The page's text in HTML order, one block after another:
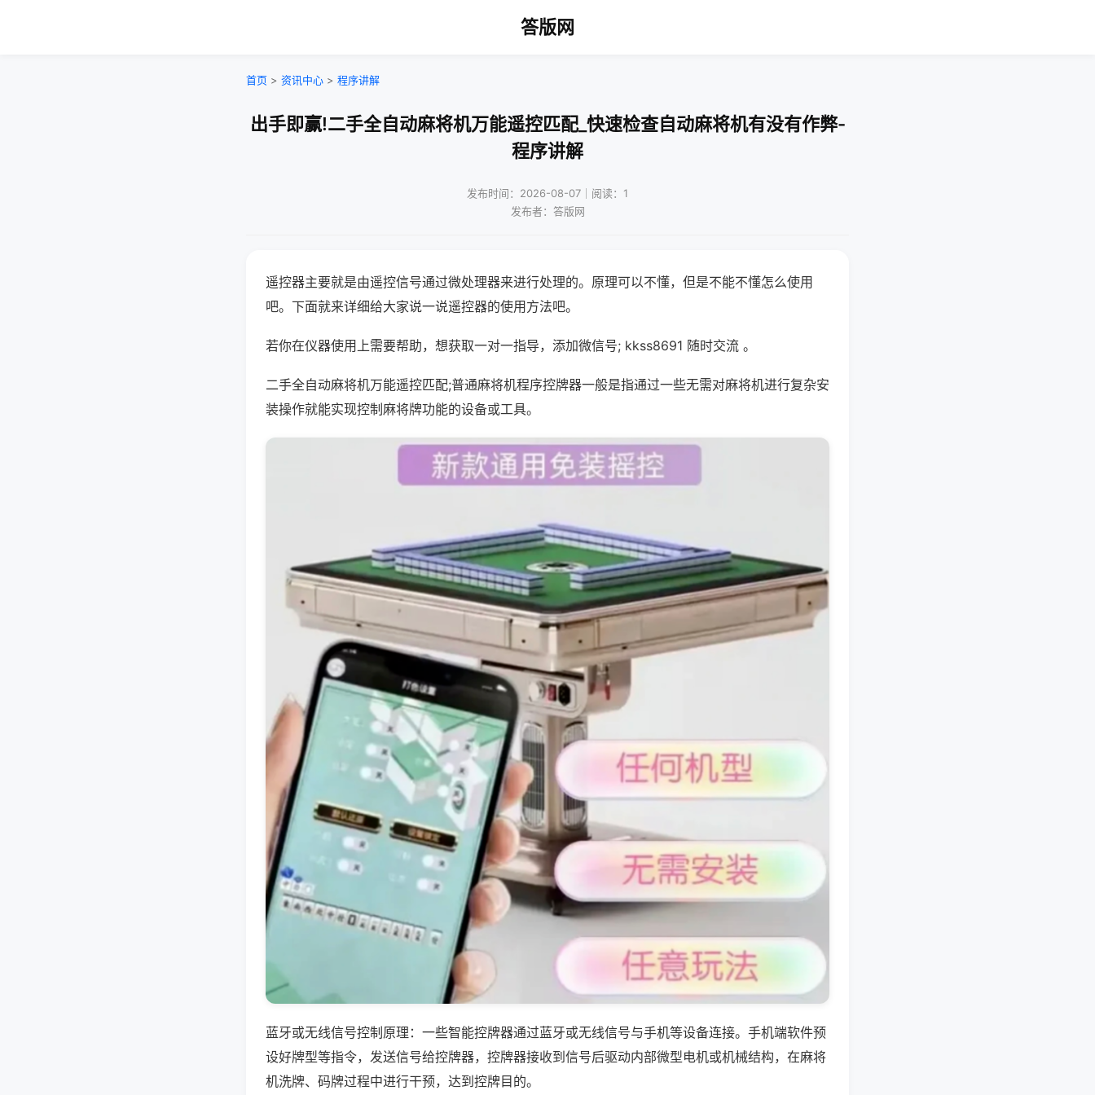
答版网
首页 > 资讯中心 > 程序讲解
出手即赢!二手全自动麻将机万能遥控匹配_快速检查自动麻将机有没有作弊-
程序讲解
发布时间：2026-08-07｜阅读：1
发布者：答版网
遥控器主要就是由遥控信号通过微处理器来进行处理的。原理可以不懂，但是不能不懂怎么使用
吧。下面就来详细给大家说一说遥控器的使用方法吧。
若你在仪器使用上需要帮助，想获取一对一指导，添加微信号; kkss8691 随时交流 。
二手全自动麻将机万能遥控匹配;普通麻将机程序控牌器一般是指通过一些无需对麻将机进行复杂安
装操作就能实现控制麻将牌功能的设备或工具。
蓝牙或无线信号控制原理：一些智能控牌器通过蓝牙或无线信号与手机等设备连接。手机端软件预
设好牌型等指令，发送信号给控牌器，控牌器接收到信号后驱动内部微型电机或机械结构，在麻将
机洗牌、码牌过程中进行干预，达到控牌目的。